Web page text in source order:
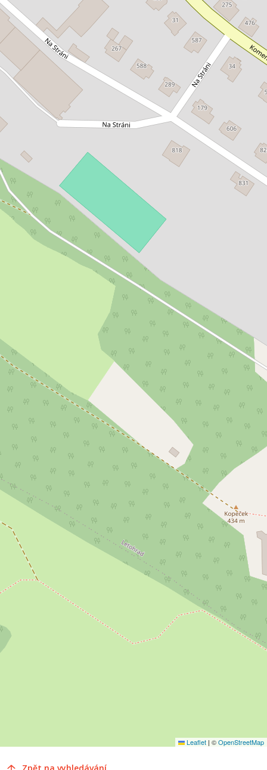
Leaflet | ©OpenStreetMap